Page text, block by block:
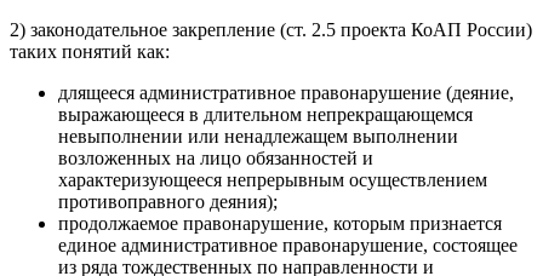
2) законодательное закрепление (ст. 2.5 проекта КоАП России)
таких понятий как:
длящееся административное правонарушение (деяние,
выражающееся в длительном непрекращающемся
невыполнении или ненадлежащем выполнении
возложенных на лицо обязанностей и
характеризующееся непрерывным осуществлением
противоправного деяния);
продолжаемое правонарушение, которым признается
единое административное правонарушение, состоящее
из ряда тождественных по направленности и